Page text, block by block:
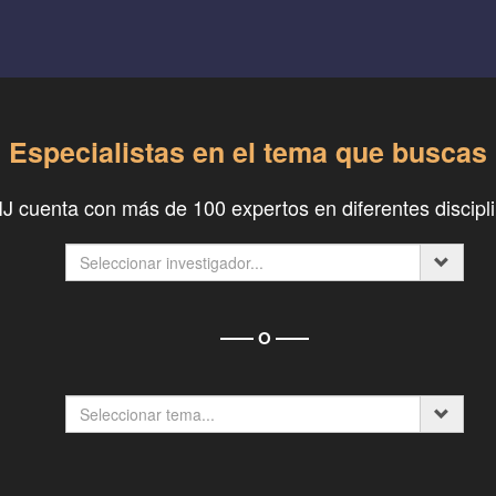
Especialistas en el tema que buscas
cuenta con más de 100 expertos en diferentes
O